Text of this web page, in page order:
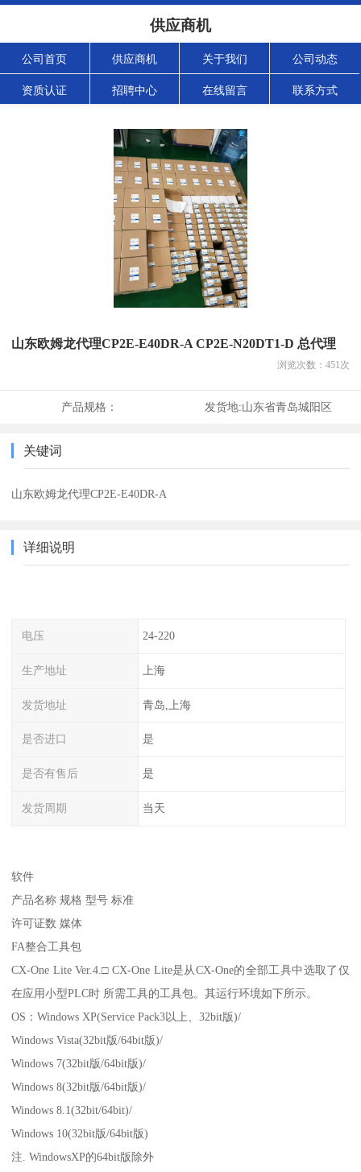
供应商机
公司首页 供应商机 关于我们 公司动态
资质认证 招聘中心 在线留言 联系方式
山东欧姆龙代理CP2E-E40DR-A CP2E-N20DT1-D 总代理
浏览次数： 451次
产品规格： 发货地:山东省青岛城阳区
关键词
山东欧姆龙代理CP2E-E40DR-A
详细说明
电压 24-220
生产地址 上海
发货地址 青岛,上海
是否进口 是
是否有售后 是
发货周期 当天
软件
产品名称 规格 型号 标准
许可证数 媒体
FA整合工具包
CX-One Lite Ver.4.□ CX-One Lite是从CX-One的全部工具中选取了仅
在应用小型PLC时 所需工具的工具包。其运行环境如下所示。
OS：Windows XP(Service Pack3以上、32bit版)/
Windows Vista(32bit版/64bit版)/
Windows 7(32bit版/64bit版)/
Windows 8(32bit版/64bit版)/
Windows 8.1(32bit/64bit)/
Windows 10(32bit版/64bit版)
注. WindowsXP的64bit版除外